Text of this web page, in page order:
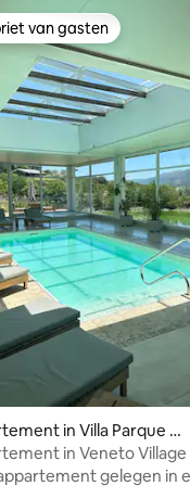
van 5 uit 5, 33
van gasten
van gasten
in Villa Parque Sí
in Veneto Village
gelegen in